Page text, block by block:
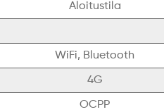
Aloitustila
WiFi, Bluetooth
4G
OCPP